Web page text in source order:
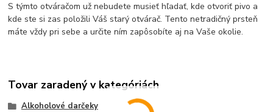
S týmto otváračom už nebudete musieť hľadať, kde otvoriť pivo a
kde ste si zas položili Váš starý otvárač. Tento netradičný prsteň
máte vždy pri sebe a určite ním zapôsobíte aj na Vaše okolie.
Tovar zaradený v kategóriách
Alkoholové darčeky